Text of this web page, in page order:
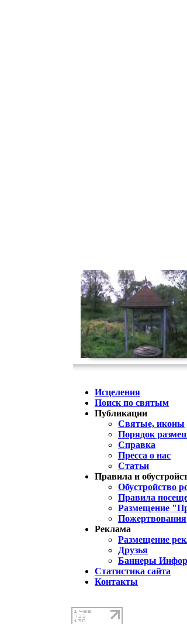
Исцеления
Поиск по святым
Публикации
Святые, иконы
Порядок
Справка
Пресса о нас
Статьи
Правила и
Обустройство
Правила
Размещение
Пожертвования
Реклама
Размещение
Друзья
Баннеры
Статистика сайта
Контакты